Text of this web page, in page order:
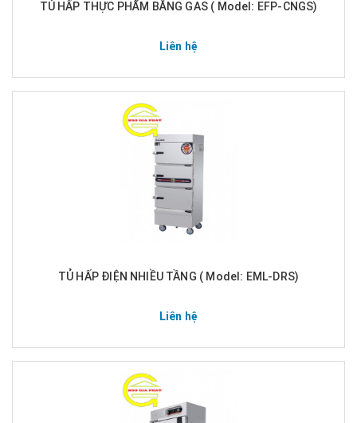
TỦ HẤP THỰC PHẨM BẰNG GAS ( Model: EFP-CNGS)
Liên hệ
TỦ HẤP ĐIỆN NHIỀU TẦNG ( Model: EML-DRS)
Liên hệ